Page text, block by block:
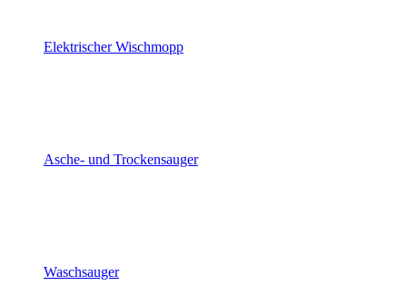
Elektrischer Wischmopp
Asche- und Trockensauger
Waschsauger